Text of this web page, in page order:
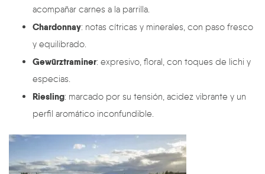
acompañar carnes a la parrilla.
Chardonnay: notas cítricas y minerales, con paso fresco
y equilibrado.
Gewürztraminer: expresivo, floral, con toques de lichi y
especias.
Riesling: marcado por su tensión, acidez vibrante y un
perfil aromático inconfundible.